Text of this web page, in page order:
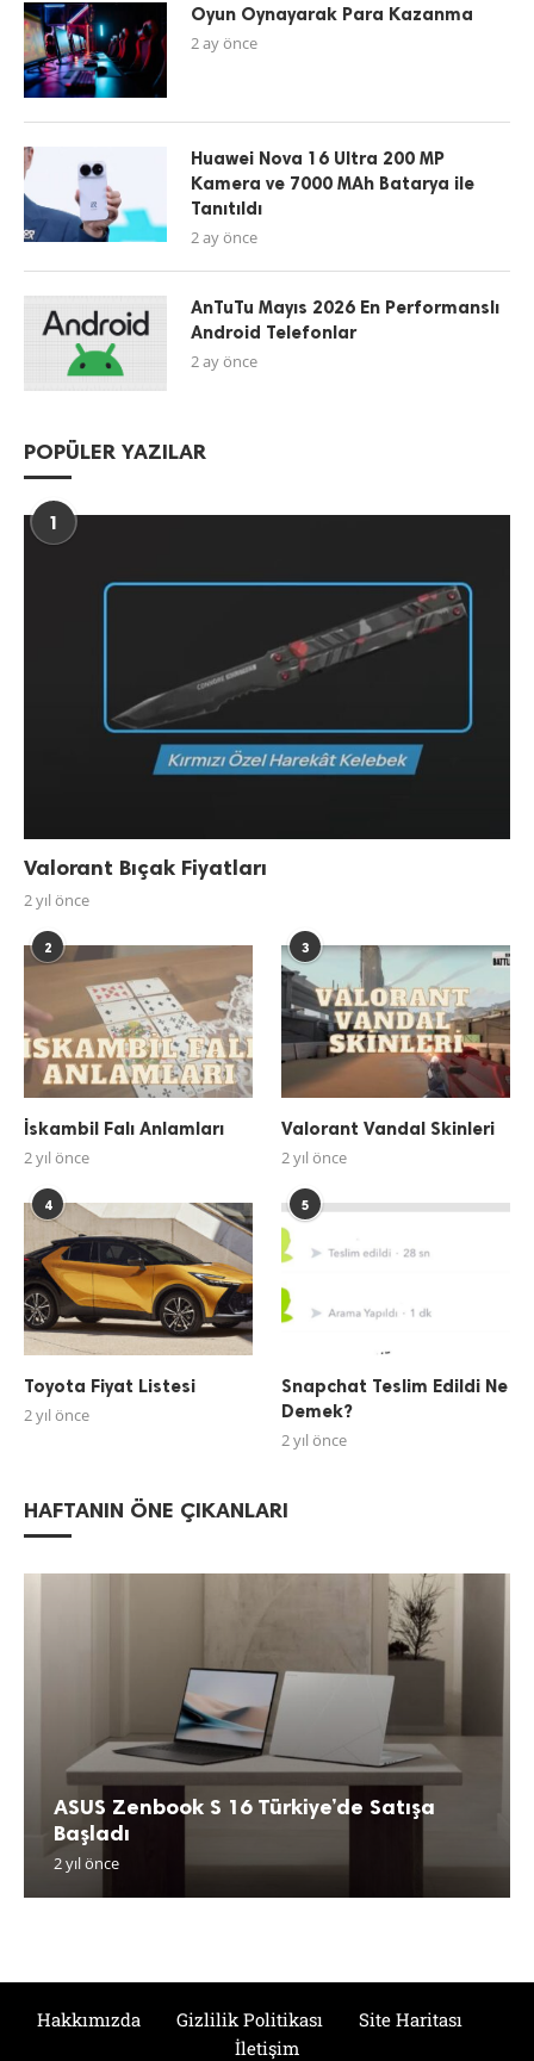
Oyun Oynayarak Para Kazanma
2 ay önce
Huawei Nova 16 Ultra 200 MP
Kamera ve 7000 MAh Batarya ile
Tanıtıldı
2 ay önce
AnTuTu Mayıs 2026 En Performanslı
Android Telefonlar
2 ay önce
POPÜLER YAZILAR
1
Valorant Bıçak Fiyatları
2 yıl önce
2
İskambil Falı Anlamları
2 yıl önce
3
Valorant Vandal Skinleri
2 yıl önce
4
Toyota Fiyat Listesi
2 yıl önce
5
Snapchat Teslim Edildi Ne
Demek?
2 yıl önce
HAFTANIN ÖNE ÇIKANLARI
ASUS Zenbook S 16 Türkiye’de Satışa
Başladı
2 yıl önce
Hakkımızda Gizlilik Politikası
Site Haritası
İletişim